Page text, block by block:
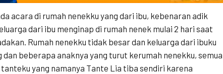
acara di rumah nenekku yang dari ibu, kebenaran adik
dari ibu menginap di rumah nenek mulai 2 hari saat
Rumah nenekku tidak besar dan keluarga dari ibuku
dan beberapa anaknya yang turut kerumah nenekku, semua
yang namanya Tante Lia tiba sendiri karena